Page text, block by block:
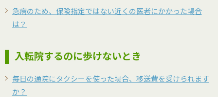
急病のため、保険指定ではない近くの医者にかかった場合
は？
入転院するのに歩けないとき
毎日の通院にタクシーを使った場合、移送費を受けられます
か？